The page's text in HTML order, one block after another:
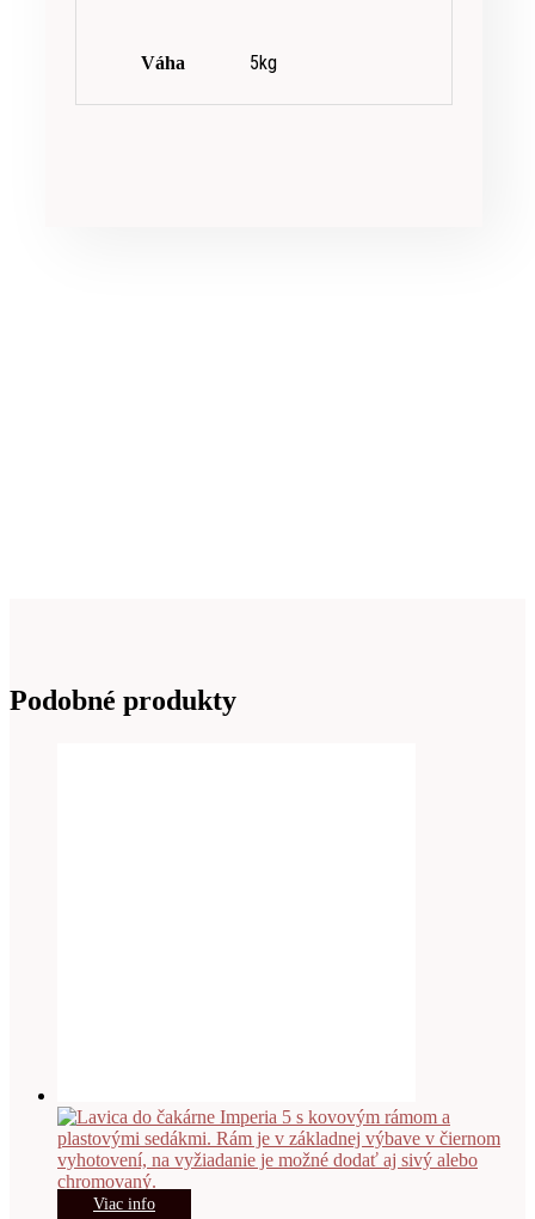
Váha 5kg
Podobné produkty
Viac info